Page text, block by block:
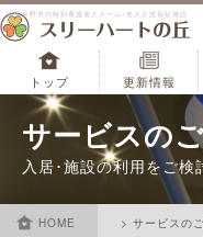
河内長野市の特別養護老人ホーム･老人介護福祉施設
トップ 更新情報
サービスの
入居･施設の利用をご検
HOME サービスの